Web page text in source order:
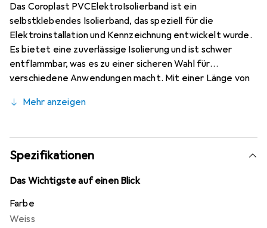
Das Coroplast PVCElektroIsolierband ist ein
selbstklebendes Isolierband, das speziell für die
Elektroinstallation und Kennzeichnung entwickelt wurde.
Es bietet eine zuverlässige Isolierung und ist schwer
entflammbar, was es zu einer sicheren Wahl für
verschiedene Anwendungen macht. Mit einer Länge von
vielseitig einsetzbar und eignet sich sowohl für
besteht aus hochwertigem PVC, das für seine
Langlebigkeit und Widerstandsfähigkeit bekannt ist. Die
flammwidrigen Eigenschaften des Materials tragen zur
Sicherheit bei, insbesondere in Umgebungen, in denen
praktische Lösung für alle, die Wert auf Qualität und
Sicherheit legen.
Mehr anzeigen
Spezifikationen
Das Wichtigste auf einen Blick
Farbe
Weiss